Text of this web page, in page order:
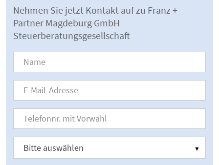
Nehmen Sie jetzt Kontakt auf zu Franz +
Partner Magdeburg GmbH
Steuerberatungsgesellschaft